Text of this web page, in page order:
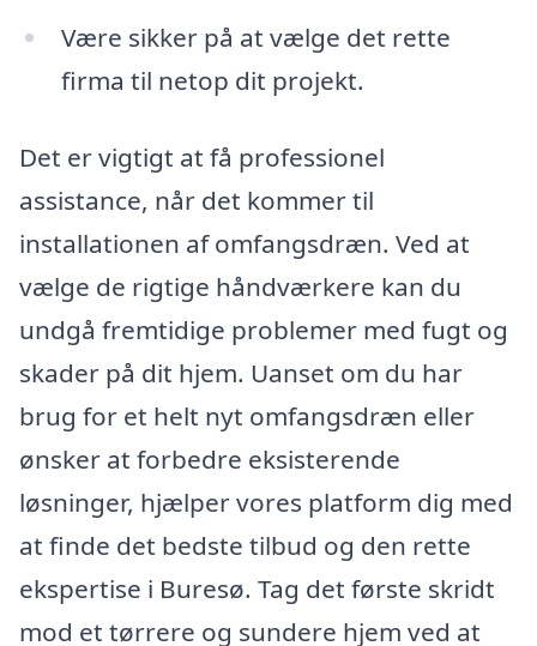
Være sikker på at vælge det rette
firma til netop dit projekt.
Det er vigtigt at få professionel
assistance, når det kommer til
installationen af omfangsdræn. Ved at
vælge de rigtige håndværkere kan du
undgå fremtidige problemer med fugt og
skader på dit hjem. Uanset om du har
brug for et helt nyt omfangsdræn eller
ønsker at forbedre eksisterende
løsninger, hjælper vores platform dig med
at finde det bedste tilbud og den rette
ekspertise i Buresø. Tag det første skridt
mod et tørrere og sundere hjem ved at